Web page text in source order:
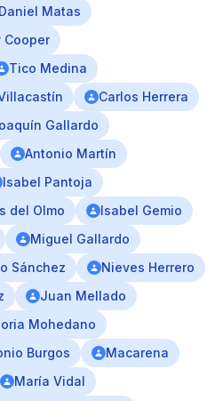
Daniel Matas
Cooper
Tico Medina
Carlos Herrera
Gallardo
Antonio Martín
Isabel Pantoja
del Olmo
Isabel Gemio
Miguel Gallardo
Sánchez
Nieves Herrero
Juan Mellado
Mohedano
Burgos
Macarena
María Vidal